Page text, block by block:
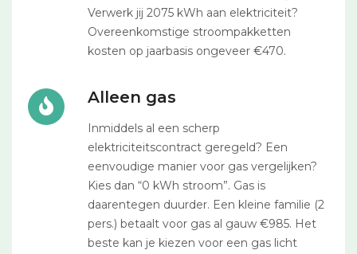
Verwerk jij 2075 kWh aan elektriciteit?
Overeenkomstige stroompakketten
kosten op jaarbasis ongeveer €470.
Alleen gas
Inmiddels al een scherp
elektriciteitscontract geregeld? Een
eenvoudige manier voor gas vergelijken?
Kies dan “0 kWh stroom”. Gas is
daarentegen duurder. Een kleine familie (2
pers.) betaalt voor gas al gauw €985. Het
beste kan je kiezen voor een gas licht